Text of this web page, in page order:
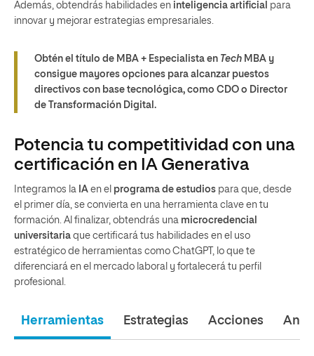
Además, obtendrás habilidades en inteligencia artificial para
innovar y mejorar estrategias empresariales.
Obtén el título de MBA + Especialista en Tech MBA y
consigue mayores opciones para alcanzar puestos
directivos con base tecnológica, como CDO o Director
de Transformación Digital.
Potencia tu competitividad con una
certificación en IA Generativa
Integramos la IA en el programa de estudios para que, desde
el primer día, se convierta en una herramienta clave en tu
formación. Al finalizar, obtendrás una microcredencial
universitaria que certificará tus habilidades en el uso
estratégico de herramientas como ChatGPT, lo que te
diferenciará en el mercado laboral y fortalecerá tu perfil
profesional.
Herramientas Estrategias Acciones